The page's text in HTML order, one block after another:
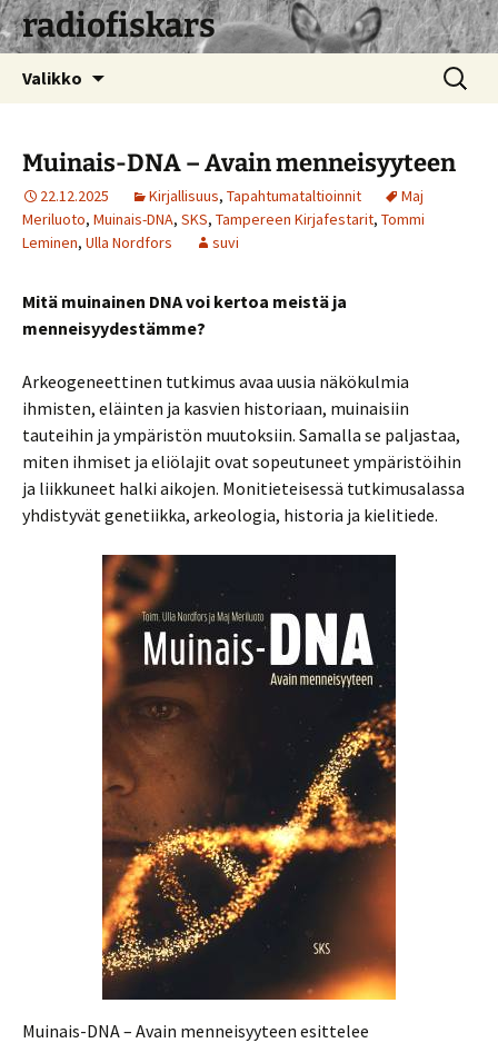
radiofiskars
Valikko Haku:
Muinais-DNA – Avain menneisyyteen
22.12.2025 Kirjallisuus, Tapahtumataltioinnit
Maj
Meriluoto, Muinais-DNA, SKS, Tampereen Kirjafestarit, Tommi
Leminen, Ulla Nordfors suvi
Mitä muinainen DNA voi kertoa meistä ja
menneisyydestämme?
Arkeogeneettinen tutkimus avaa uusia näkökulmia
ihmisten, eläinten ja kasvien historiaan, muinaisiin
tauteihin ja ympäristön muutoksiin. Samalla se paljastaa,
miten ihmiset ja eliölajit ovat sopeutuneet ympäristöihin
ja liikkuneet halki aikojen. Monitieteisessä tutkimusalassa
yhdistyvät genetiikka, arkeologia, historia ja kielitiede.
Muinais-DNA – Avain menneisyyteen esittelee